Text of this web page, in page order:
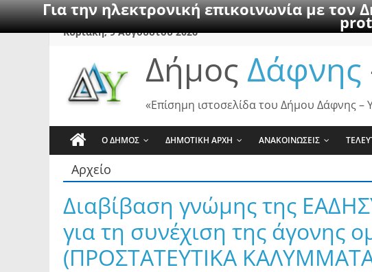
Για την ηλεκτρονική επικοινωνία με
SkipΚυριακή, 9 Αυγούστου 2026
Δήμος Δάφνης
«Επίσημη ιστοσελίδα του Δήμου Δάφνης
Ο ΔΗΜΟΣ ΔΗΜΟΤΙΚΗ ΑΡΧΗ ΑΝΑΚΟΙΝΩΣΕΙΣ
Αρχείο
Διαβίβαση γνώμης της
για τη συνέχιση της άγονης
(ΠΡΟΣΤΑΤΕΥΤΙΚΑ